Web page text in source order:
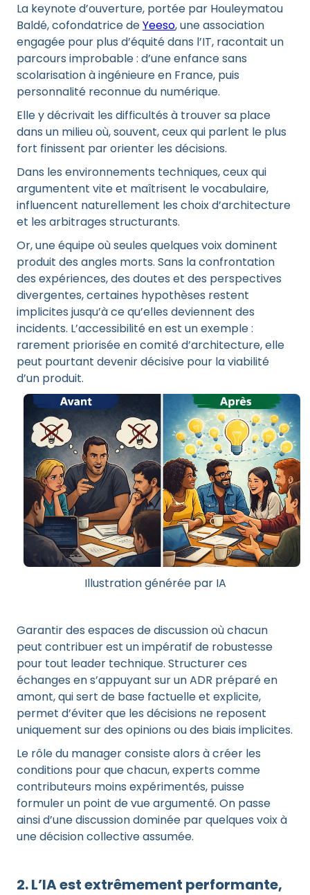
La keynote d’ouverture, portée par Houleymatou
Baldé, cofondatrice deYeeso, une association
engagée pour plus d’équité dans l’IT, racontait un
parcours improbable : d’une enfance sans
scolarisation à ingénieure en France, puis
personnalité reconnue du numérique.
Elle y décrivait les difficultés à trouver sa place
dans un milieu où, souvent, ceux qui parlent le plus
fort finissent par orienter les décisions.
Dans les environnements techniques, ceux qui
argumentent vite et maîtrisent le vocabulaire,
influencent naturellement les choix d’architecture
et les arbitrages structurants.
Or, une équipe où seules quelques voix dominent
produit des angles morts. Sans la confrontation
des expériences, des doutes et des perspectives
divergentes, certaines hypothèses restent
implicites jusqu’à ce qu’elles deviennent des
incidents. L’accessibilité en est un exemple :
rarement priorisée en comité d’architecture, elle
peut pourtant devenir décisive pour la viabilité
d’un produit.
Illustration générée par IA
Garantir des espaces de discussion où chacun
peut contribuer est un impératif de robustesse
pour tout leader technique. Structurer ces
échanges en s’appuyant sur un ADR préparé en
amont, qui sert de base factuelle et explicite,
permet d’éviter que les décisions ne reposent
uniquement sur des opinions ou des biais implicites.
Le rôle du manager consiste alors à créer les
conditions pour que chacun, experts comme
contributeurs moins expérimentés, puisse
formuler un point de vue argumenté. On passe
ainsi d’une discussion dominée par quelques voix à
une décision collective assumée.
2. L’IA est extrêmement performante,